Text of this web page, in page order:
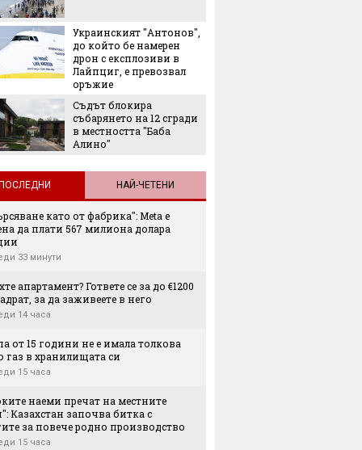
Украинският "Антонов",
до който бе намерен
дрон с експлозиви в
Лайпциг, е превозвал
оръжие
Съдът блокира
събарянето на 12 сгради
в местността "Баба
Алино"
НАЙ-ЧЕТЕНИ
като от фабрика": Meta е
да плати 567 милиона долара
33 минути
апартамент? Гответе се за до €1200
за да заживеете в него
14 часа
от 15 години не е имала толкова
газ в хранилищата си
15 часа
наеми пречат на местните
Казахстан започва битка с
за повече родно производство
15 часа